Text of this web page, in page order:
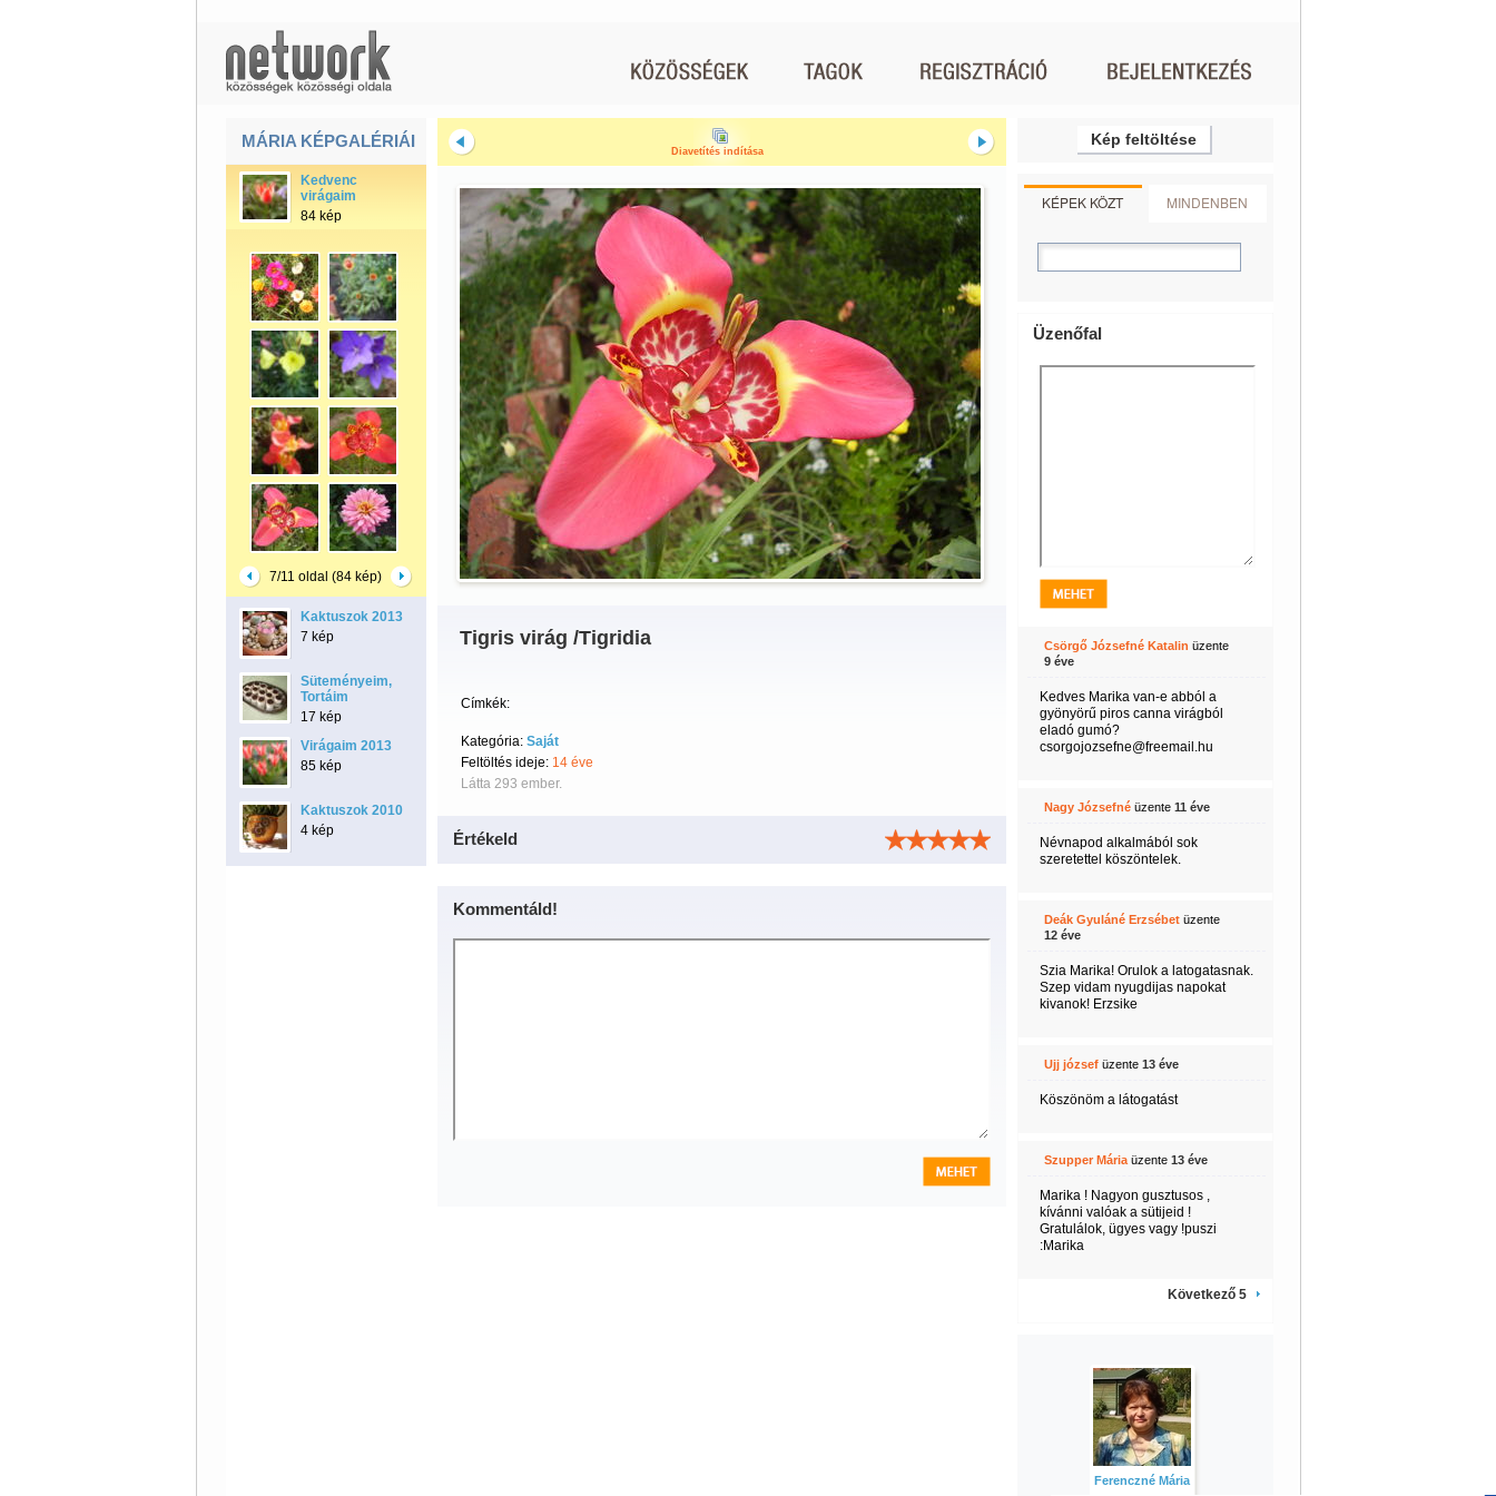
MÁRIA KÉPGALÉRIÁI
Kedvenc
virágaim
84 kép
7/11 oldal (84 kép)
Kaktuszok 2013
7 kép
Süteményeim,
Tortáim
17 kép
Virágaim 2013
85 kép
Kaktuszok 2010
4 kép
Diavetítés indítása
Tigris virág /Tigridia
Címkék:
Kategória: Saját
Feltöltés ideje: 14 éve
Látta 293 ember.
Értékeld
Kommentáld!
Kép feltöltése
KÉPEK KÖZT MINDENBEN
Üzenőfal
Csörgő Józsefné Katalin üzente
9 éve
Kedves Marika van-e abból a
gyönyörű piros canna virágból
eladó gumó?
csorgojozsefne@freemail.hu
Nagy Józsefnéüzente 11 éve
Névnapod alkalmából sok
szeretettel köszöntelek.
Deák Gyuláné Erzsébetüzente
12 éve
Szia Marika! Orulok a latogatasnak.
Szep vidam nyugdijas napokat
kivanok! Erzsike
Ujj józsefüzente 13 éve
Köszönöm a látogatást
Szupper Máriaüzente 13 éve
Marika ! Nagyon gusztusos ,
kívánni valóak a sütijeid !
Gratulálok, ügyes vagy !puszi
:Marika
Következő 5
Ferenczné Mária